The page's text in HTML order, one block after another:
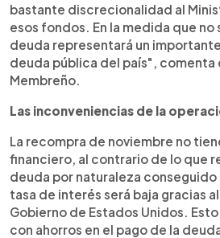
bastante discrecionalidad al
esos fondos. En la medida que no
deuda representará un
deuda pública del país", comenta
Membreño.
Las inconveniencias de la
La recompra de noviembre no
financiero, al contrario de lo que
deuda por naturaleza
tasa de interés será baja gracias
Gobierno de Estados Unidos.
con ahorros en el pago de la